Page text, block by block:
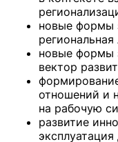
новые формы
новые формы
вектор
отношений и
на рабочую
развитие